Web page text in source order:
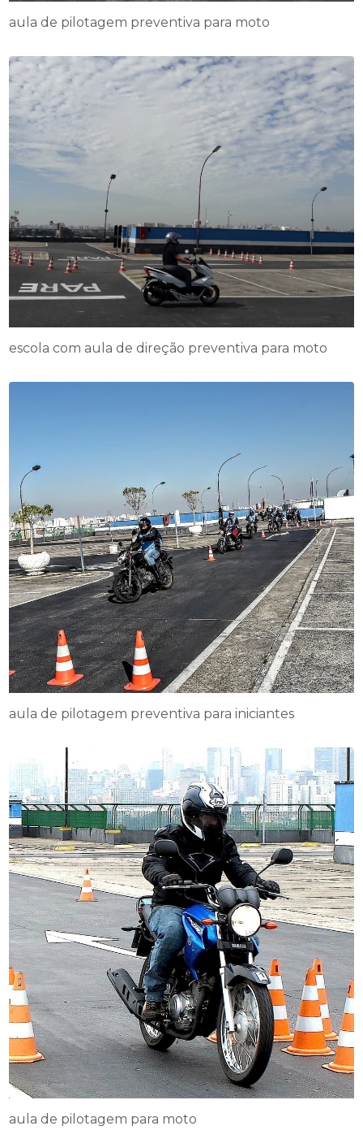
aula de pilotagem preventiva para moto
escola com aula de direção preventiva para moto
aula de pilotagem preventiva para iniciantes
aula de pilotagem para moto